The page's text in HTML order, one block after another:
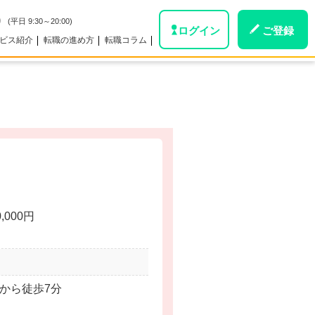
(平日 9:30～20:00)
ス紹介 転職の進め方 転職コラム
ログイン ご登録
円
ら徒歩7分